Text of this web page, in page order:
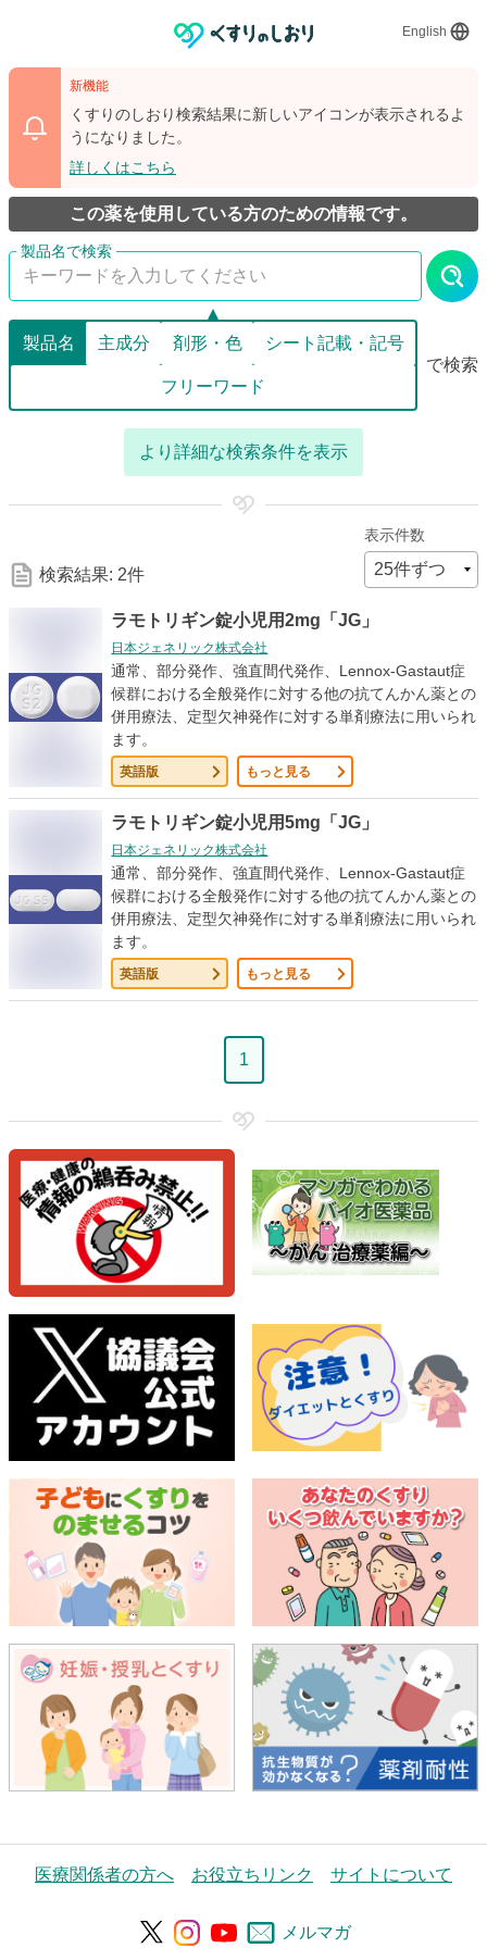
English
新機能
くすりのしおり検索結果に新しいアイコンが表示されるよ
うになりました。
詳しくはこちら
この薬を使用している方のための情報です。
製品名 主成分 剤形・色 シート記載・記号
フリーワード
で検索
な
索
条
件
より詳細な検索条件を表示
検索結果: 2件
表示件数
ラモトリギン錠小児用2mg「JG」
日本ジェネリック株式会社
通常、部分発作、強直間代発作、Lennox-Gastaut症
候群における全般発作に対する他の抗てんかん薬との
併用療法、定型欠神発作に対する単剤療法に用いられ
ます。
英語版 もっと見る
ラモトリギン錠小児用5mg「JG」
日本ジェネリック株式会社
通常、部分発作、強直間代発作、Lennox-Gastaut症
候群における全般発作に対する他の抗てんかん薬との
併用療法、定型欠神発作に対する単剤療法に用いられ
ます。
英語版 もっと見る
ペ
1
医療関係者の方へ お役立ちリンク サイトについて
メルマガ